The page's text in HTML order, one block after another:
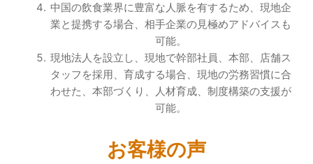
中国の飲食業界に豊富な人脈を有するため、現地企
業と提携する場合、相手企業の見極めアドバイスも
可能。
現地法人を設立し、現地で幹部社員、本部、店舗ス
タッフを採用、育成する場合、現地の労務習慣に合
わせた、本部づくり、人材育成、制度構築の支援が
可能。
お客様の声